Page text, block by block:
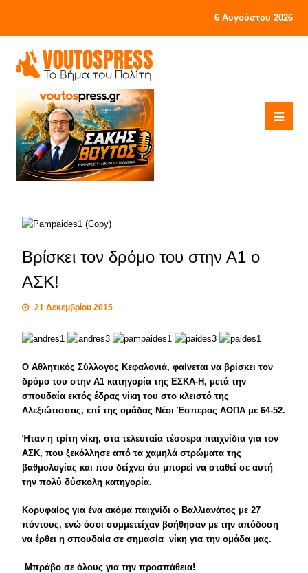
6 Αυγούστου 2026
Βρίσκει τον δρόμο του στην Α1 ο
ΑΣΚ!
21 Δεκεμβρίου 2015
Ο Αθλητικός Σύλλογος Κεφαλονιά, φαίνεται να βρίσκει τον
δρόμο του στην Α1 κατηγορία της ΕΣΚΑ-Η, μετά την
σπουδαία εκτός έδρας νίκη του στο κλειστό της
Αλεξιώτισσας, επί της ομάδας Νέοι Έσπερος ΑΟΠΑ με 64-52.
Ήταν η τρίτη νίκη, στα τελευταία τέσσερα παιχνίδια για τον
ΑΣΚ, που ξεκόλλησε από τα χαμηλά στρώματα της
βαθμολογίας και που δείχνει ότι μπορεί να σταθεί σε αυτή
την πολύ δύσκολη κατηγορία.
Κορυφαίος για ένα ακόμα παιχνίδι ο Βαλλιανάτος με 27
πόντους, ενώ όσοι συμμετείχαν βοήθησαν με την απόδοση
να έρθει η σπουδαία σε σημασία νίκη για την ομάδα μας.
Μπράβο σε όλους για την προσπάθεια!